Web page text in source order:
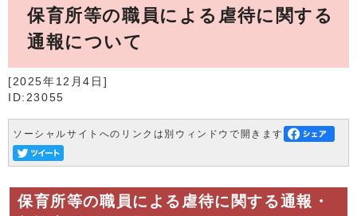
保育所等の職員による虐待に関する
通報について
[2025年12月4日]
ID:23055
ソーシャルサイトへのリンクは別ウィンドウで開きます
保育所等の職員による虐待に関する通報・